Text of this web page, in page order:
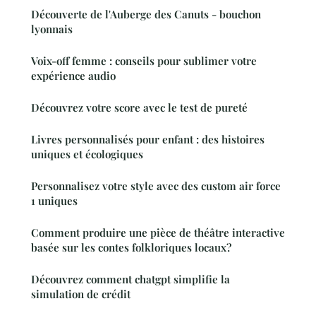
Découverte de l'Auberge des Canuts - bouchon
lyonnais
Voix-off femme : conseils pour sublimer votre
expérience audio
Découvrez votre score avec le test de pureté
Livres personnalisés pour enfant : des histoires
uniques et écologiques
Personnalisez votre style avec des custom air force
1 uniques
Comment produire une pièce de théâtre interactive
basée sur les contes folkloriques locaux?
Découvrez comment chatgpt simplifie la
simulation de crédit